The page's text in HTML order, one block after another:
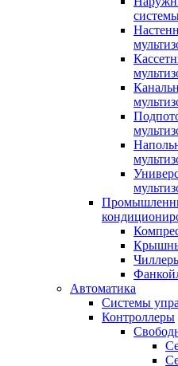
Автоматика
Системы
Контроллеры